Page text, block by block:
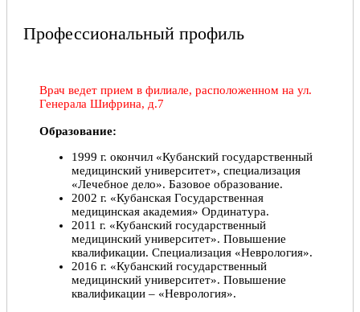
Профессиональный профиль
Врач ведет прием в филиале, расположенном на ул.
Генерала Шифрина, д.7
Образование:
1999 г. окончил «Кубанский государственный
медицинский университет», специализация
«Лечебное дело». Базовое образование.
2002 г. «Кубанская Государственная
медицинская академия» Ординатура.
2011 г. «Кубанский государственный
медицинский университет». Повышение
квалификации. Специализация «Неврология».
2016 г. «Кубанский государственный
медицинский университет». Повышение
квалификации – «Неврология».